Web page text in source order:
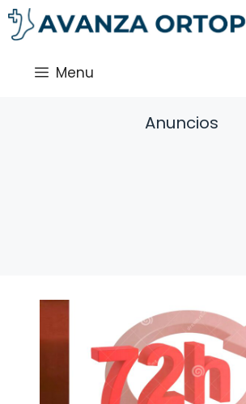
Saltar
al
Menu
Anuncios